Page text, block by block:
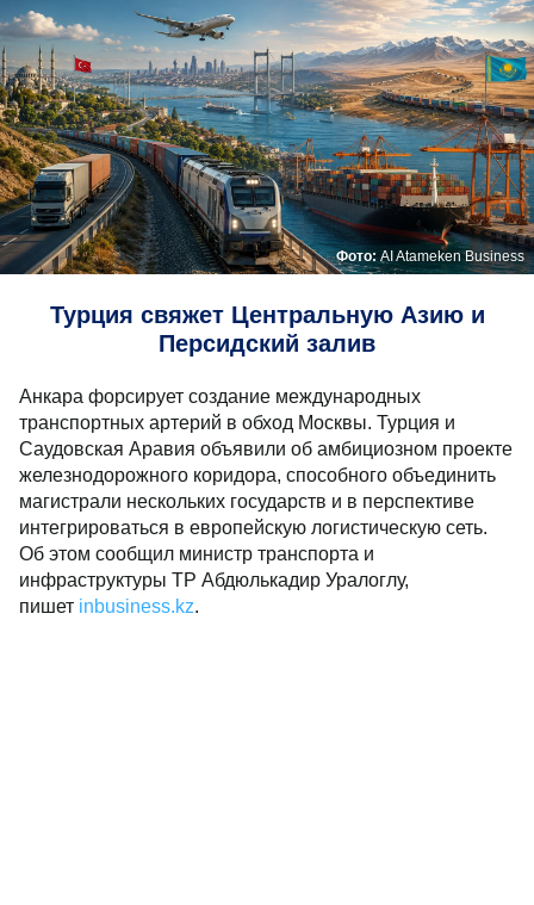
Фото: AI Atameken Business
Турция свяжет Центральную Азию и
Персидский залив
Анкара форсирует создание международных
транспортных артерий в обход Москвы. Турция и
Саудовская Аравия объявили об амбициозном проекте
железнодорожного коридора, способного объединить
магистрали нескольких государств и в перспективе
интегрироваться в европейскую логистическую сеть.
Об этом сообщил министр транспорта и
инфраструктуры ТР Абдюлькадир Уралоглу,
пишет inbusiness.kz.